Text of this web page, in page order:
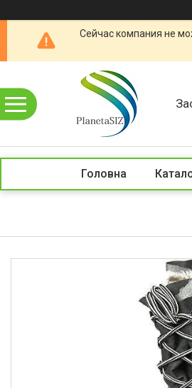
Сейчас компания не
Головна